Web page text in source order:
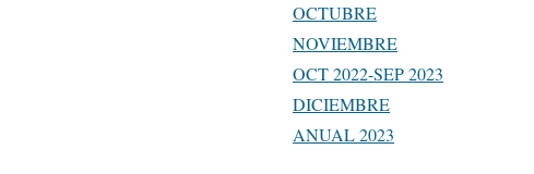
OCTUBRE
NOVIEMBRE
OCT 2022-SEP 2023
DICIEMBRE
ANUAL 2023